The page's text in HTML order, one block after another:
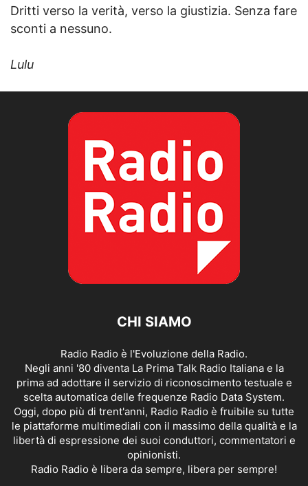
Dritti verso la verità, verso la giustizia. Senza fare
sconti a nessuno.
Lulu
CHI SIAMO
Radio Radio è l'Evoluzione della Radio.
Negli anni '80 diventa La Prima Talk Radio Italiana e la
prima ad adottare il servizio di riconoscimento testuale e
scelta automatica delle frequenze Radio Data System.
Oggi, dopo più di trent'anni, Radio Radio è fruibile su tutte
le piattaforme multimediali con il massimo della qualità e la
libertà di espressione dei suoi conduttori, commentatori e
opinionisti.
Radio Radio è libera da sempre, libera per sempre!